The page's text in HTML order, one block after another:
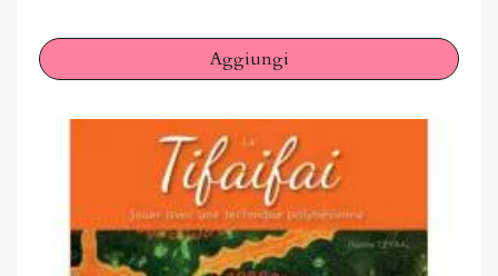
Aggiungi